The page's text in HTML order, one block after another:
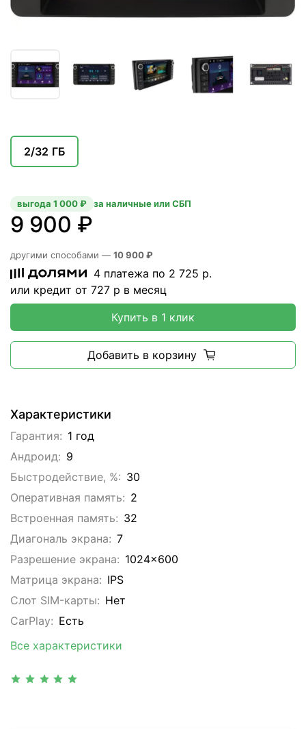
Характеристики
Гарантия: 1 год
Андроид: 9
Быстродействие, %: 30
Оперативная память: 2
Встроенная память: 32
Диагональ экрана: 7
Разрешение экрана: 1024x600
Матрица экрана: IPS
Слот SIM-карты: Нет
CarPlay: Есть
Все характеристики
2/32 ГБ
9 900 ₽
выгода 1 000 ₽ за наличные или СБП
другими способами — 10 900 ₽
4 платежа по 2 725 р.
или кредит от 727 р в месяц
Купить в 1 клик
Добавить в корзину